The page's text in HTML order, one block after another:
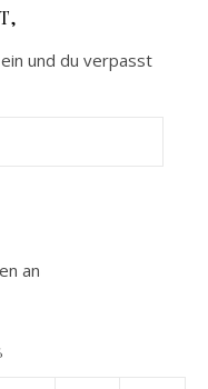
und du verpasst
an